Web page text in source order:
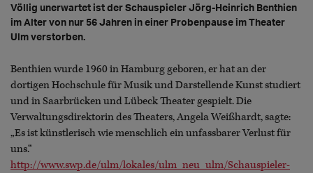
Völlig unerwartet ist der Schauspieler Jörg-Heinrich Benthien
im Alter von nur 56 Jahren in einer Probenpause im Theater
Ulm verstorben.
Benthien wurde 1960 in Hamburg geboren, er hat an der
dortigen Hochschule für Musik und Darstellende Kunst studiert
und in Saarbrücken und Lübeck Theater gespielt. Die
Verwaltungsdirektorin des Theaters, Angela Weißhardt, sagte:
„Es ist künstlerisch wie menschlich ein unfassbarer Verlust für
uns.“
http://www.swp.de/ulm/lokales/ulm_neu_ulm/Schauspieler-